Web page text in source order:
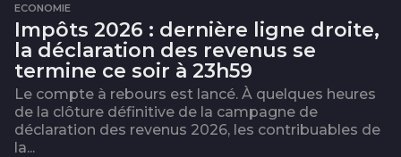
ECONOMIE
Impôts 2026 : dernière ligne droite,
la déclaration des revenus se
termine ce soir à 23h59
Le compte à rebours est lancé. À quelques heures
de la clôture définitive de la campagne de
déclaration des revenus 2026, les contribuables de
la...